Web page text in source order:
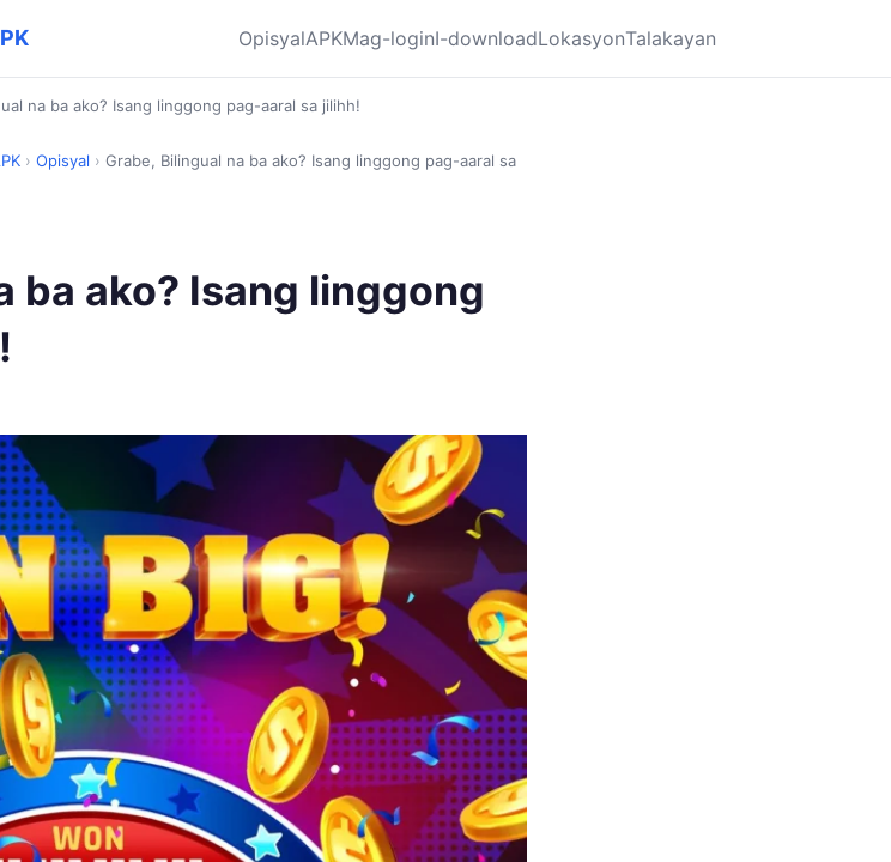
OpisyalAPKMag-loginI-downloadLokasyonTalakayan
na ba ako? Isang linggong pag-aaral sa jilihh!
› Opisyal › Grabe, Bilingual na ba ako? Isang linggong pag-aaral sa
ba ako? Isang linggong